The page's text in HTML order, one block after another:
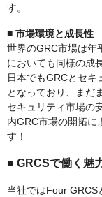
す。
■ 市場環境と成長性
世界のGRC市場は年
においても同様の成
日本でもGRCとセキ
となっており、まだ
セキュリティ市場の
内GRC市場の開拓に
す！
■ GRCSで働く魅
当社ではFour GRCS